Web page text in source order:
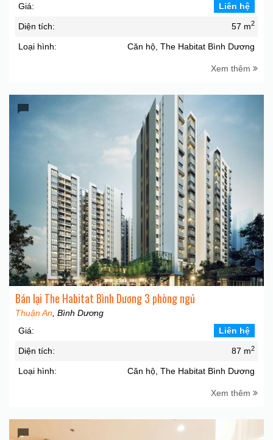
Giá:
Liên hệ
Diện tích: 57 m2
Loại hình: Căn hộ, The Habitat Bình Dương
Xem thêm
Bán lại The Habitat Bình Dương 3 phòng ngủ
Thuận An , Bình Dương
Giá:
Liên hệ
Diện tích: 87 m2
Loại hình: Căn hộ, The Habitat Bình Dương
Xem thêm